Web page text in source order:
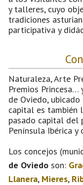
y talleres, cuyo
tradiciones
participativa y
Naturaleza, Arte
Premios Princesa…
de Oviedo,
capital es también
pasado capital del
Península Ibérica
Los concejos
de Oviedo son:
Llanera, Mieres,